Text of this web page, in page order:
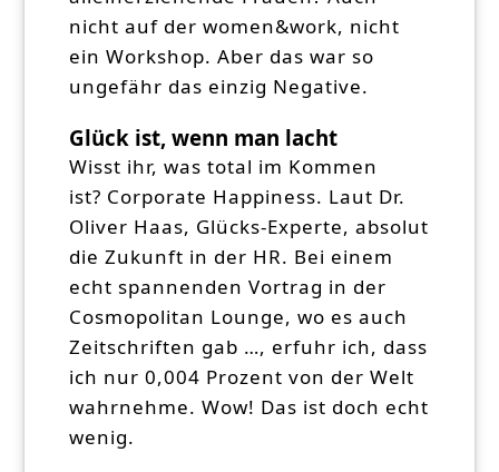
nicht auf der women&work, nicht
ein Workshop. Aber das war so
ungefähr das einzig Negative.
Glück ist, wenn man lacht
Wisst ihr, was total im Kommen
ist? Corporate Happiness. Laut Dr.
Oliver Haas, Glücks-Experte, absolut
die Zukunft in der HR. Bei einem
echt spannenden Vortrag in der
Cosmopolitan Lounge, wo es auch
Zeitschriften gab …, erfuhr ich, dass
ich nur 0,004 Prozent von der Welt
wahrnehme. Wow! Das ist doch echt
wenig.